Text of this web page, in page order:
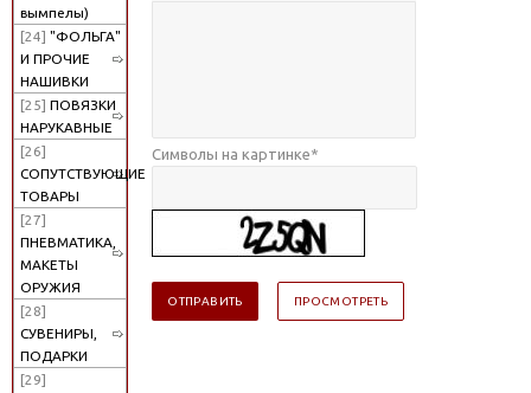
вымпелы)
[24] "ФОЛЬГА"
И ПРОЧИЕ
НАШИВКИ
[25] ПОВЯЗКИ
НАРУКАВНЫЕ
[26]
СОПУТСТВУЮЩИЕ
ТОВАРЫ
[27]
ПНЕВМАТИКА,
МАКЕТЫ
ОРУЖИЯ
[28]
СУВЕНИРЫ,
ПОДАРКИ
[29]
Символы на картинке*